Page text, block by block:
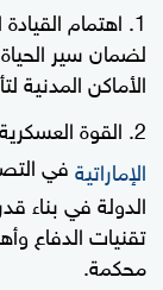
اهتمام
لضمان سير
الأماكن المدنية
القوة
الإماراتيةفي
الدولة في بناء
تقنيات الدفاع
محكمة.